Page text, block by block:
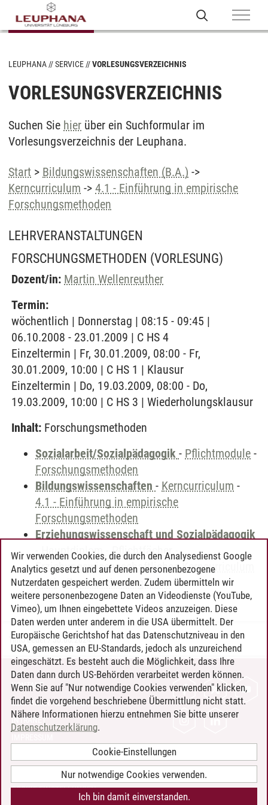
LEUPHANA SERVICE VORLESUNGSVERZEICHNIS
VORLESUNGSVERZEICHNIS
Suchen Sie hier über ein Suchformular im
Vorlesungsverzeichnis der Leuphana.
Start > Bildungswissenschaften (B.A.) ->
Kerncurriculum -> 4.1 - Einführung in empirische
Forschungsmethoden
LEHRVERANSTALTUNGEN
FORSCHUNGSMETHODEN (VORLESUNG)
Dozent/in: Martin Wellenreuther
Termin:
wöchentlich | Donnerstag | 08:15 - 09:45 |
06.10.2008 - 23.01.2009 | C HS 4
Einzeltermin | Fr, 30.01.2009, 08:00 - Fr,
30.01.2009, 10:00 | C HS 1 | Klausur
Einzeltermin | Do, 19.03.2009, 08:00 - Do,
19.03.2009, 10:00 | C HS 3 | Wiederholungsklausur
Inhalt: Forschungsmethoden
Sozialarbeit/Sozialpädagogik - Pflichtmodule -
Forschungsmethoden
Bildungswissenschaften - Kerncurriculum -
4.1 - Einführung in empirische
Forschungsmethoden
Erziehungswissenschaft und Sozialpädagogik
-Hauptdiplom - Pflichtfächer -
Erziehungswissenschaftliches Kerncurriculum
(1.1)-Zusätzliche Angebote
Timo Leder/30.06.2024
KONTAKT
LEUPHANA ALS ARBEITGEBER
INTRANET
BARRIEREFREIHEIT
COOKIE-EINSTELLUNGEN
Wir verwenden Cookies, die durch den Analysedienst Google
Analytics gesetzt und auf denen personenbezogene
Nutzerdaten gespeichert werden. Zudem übermitteln wir
weitere personenbezogene Daten an Videodienste (YouTube,
Vimeo), um Ihnen eingebettete Videos anzuzeigen. Diese
Daten werden unter anderem in die USA übermittelt. Der
Europäische Gerichtshof hat das Datenschutzniveau in den
USA, gemessen an EU-Standards, jedoch als unzureichend
eingeschätzt. Es besteht auch die Möglichkeit, dass Ihre
Daten dann durch US-Behörden verarbeitet werden können.
Wenn Sie auf "Nur notwendige Cookies verwenden" klicken,
findet die vorgehend beschriebene Übermittlung nicht statt.
Nähere Informationen hierzu entnehmen Sie bitte unserer
Datenschutzerklärung.
Cookie-Einstellungen
Nur notwendige Cookies verwenden.
Ich bin damit einverstanden.